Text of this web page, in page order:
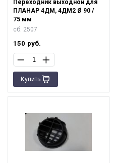
Переходник выходной для
ПЛАНАР 4ДМ, 4ДМ2 Ø 90 /
75 мм
сб. 2507
150 руб.
Купить